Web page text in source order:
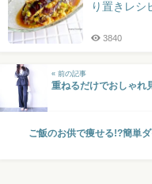
り置きレシ
3840
« 前の記事
重ねるだけでおしゃれ
ご飯のお供で痩せる!?簡単